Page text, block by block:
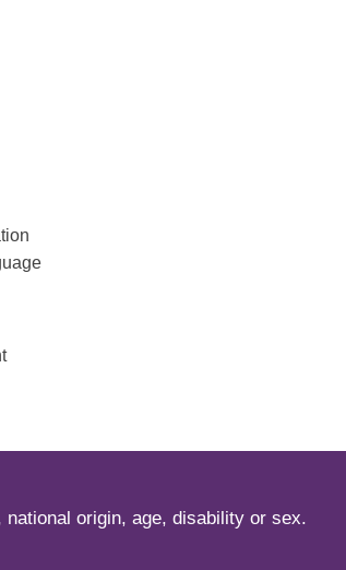
origin, age, disability or sex.